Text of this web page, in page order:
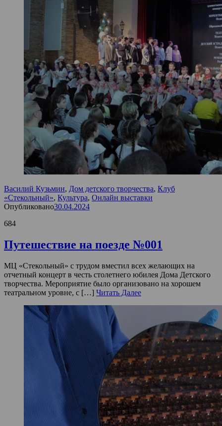
Василий Кузьмин, Дом детского творчества, Клуб
«Стекольный», Культура, Онлайн выставки
Опубликовано30.04.2024
684
Путешествие на поезде №001
МЦ «Стекольный» с трудом вместил всех желающих на
отчетный концерт в честь столетнего юбилея Дома Детского
творчества. Мероприятие было организовано на хорошем
театральном уровне, с […] Читать Далее